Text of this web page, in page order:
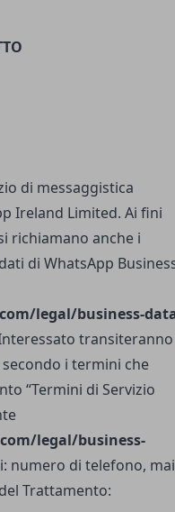
di messaggistica
Ireland Limited. Ai fini
richiamano anche i
di WhatsApp
legal/business-
transiteranno
i termini che
“Termini di Servizio
legal/business-
numero di telefono,
Trattamento: